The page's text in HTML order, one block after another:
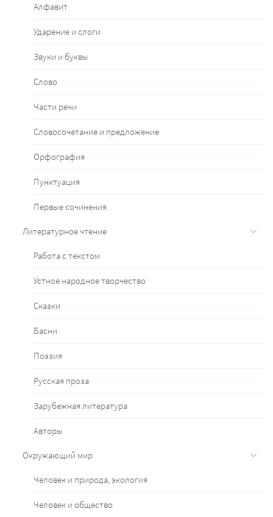
Алфавит
Ударение и слоги
Звуки и буквы
Слово
Части речи
Словосочетание и предложение
Орфография
Пунктуация
Первые сочинения
Литературное чтение
Работа с текстом
Устное народное творчество
Сказки
Басни
Поэзия
Русская проза
Зарубежная литература
Авторы
Окружающий мир
Человек и природа, экология
Человек и общество